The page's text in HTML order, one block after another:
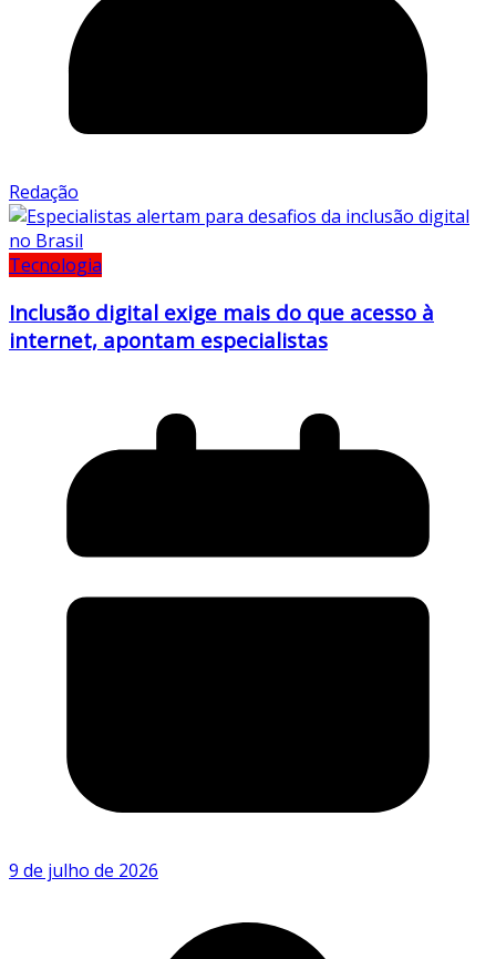
Redação
Tecnologia
Inclusão digital exige mais do que acesso à
internet, apontam especialistas
9 de julho de 2026